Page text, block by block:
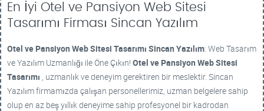
En İyi Otel ve Pansiyon Web Sitesi
Tasarımı Firması Sincan Yazılım
Otel ve Pansiyon Web Sitesi Tasarımı Sincan Yazılım: Web Tasarım
ve Yazılım Uzmanlığı ile Öne Çıkın! Otel ve Pansiyon Web Sitesi
Tasarımı , uzmanlık ve deneyim gerektiren bir meslektir. Sincan
Yazılım firmamızda çalışan personellerimiz, uzman belgelere sahip
olup en az beş yıllık deneyime sahip profesyonel bir kadrodan